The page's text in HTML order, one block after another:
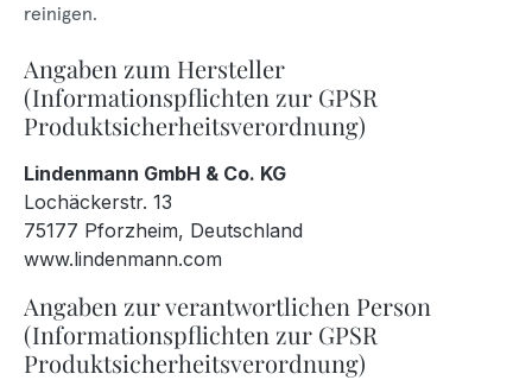
reinigen.
Angaben zum Hersteller
(Informationspflichten zur GPSR
Produktsicherheitsverordnung)
Lindenmann GmbH & Co. KG
Lochäckerstr. 13
75177 Pforzheim, Deutschland
www.lindenmann.com
Angaben zur verantwortlichen Person
(Informationspflichten zur GPSR
Produktsicherheitsverordnung)